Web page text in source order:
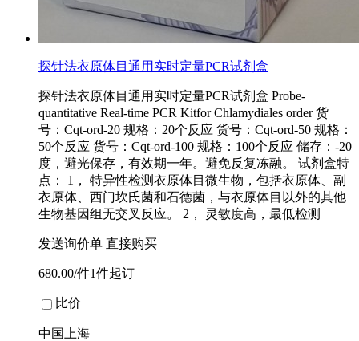
探针法衣原体目通用实时定量PCR试剂盒
探针法衣原体目通用实时定量PCR试剂盒 Probe-
quantitative Real-time PCR Kitfor Chlamydiales order 货
号：Cqt-ord-20 规格：20个反应 货号：Cqt-ord-50 规格：
50个反应 货号：Cqt-ord-100 规格：100个反应 储存：-20
度，避光保存，有效期一年。避免反复冻融。 试剂盒特
点： 1， 特异性检测衣原体目微生物，包括衣原体、副
衣原体、西门坎氏菌和石德菌，与衣原体目以外的其他
生物基因组无交叉反应。 2， 灵敏度高，最低检测
发送询价单 直接购买
680.00/件1件起订
比价
中国上海